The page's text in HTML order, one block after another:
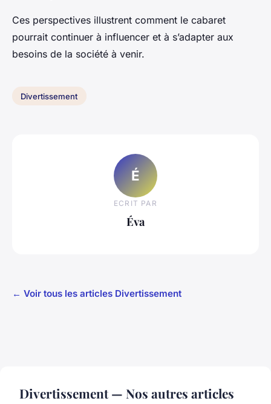
Ces perspectives illustrent comment le cabaret
pourrait continuer à influencer et à s’adapter aux
besoins de la société à venir.
Divertissement
É
ECRIT PAR
Éva
← Voir tous les articles Divertissement
Divertissement — Nos autres articles